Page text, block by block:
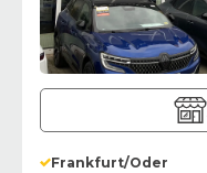
Frankfurt/Oder